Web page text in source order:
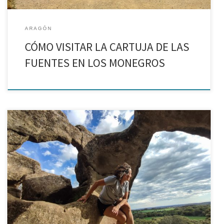
ARAGÓN
CÓMO VISITAR LA CARTUJA DE LAS
FUENTES EN LOS MONEGROS
Ruta hasta las piedras más enigmáticas de la Hoya de Huesca Hay
lugares difíciles de explicar, tanto por su misterioso origen como
por las sensaciones que nos transmiten cuando estamos en ellos.
Hoy, os contamos cómo […]